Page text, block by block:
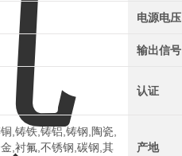
电源电压
输出信号
认证
,铸铁,铸铝,铸钢,陶瓷,
,衬氟,不锈钢,碳钢,其
产地